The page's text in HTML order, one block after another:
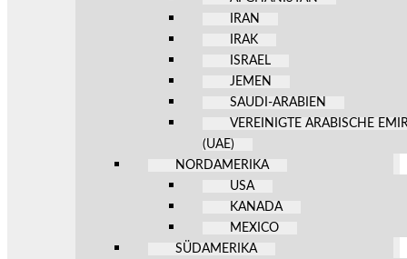
IRAN
IRAK
ISRAEL
JEMEN
SAUDI-ARABIEN
VEREINIGTE ARABISCHE
(UAE)
NORDAMERIKA
USA
KANADA
MEXICO
SÜDAMERIKA